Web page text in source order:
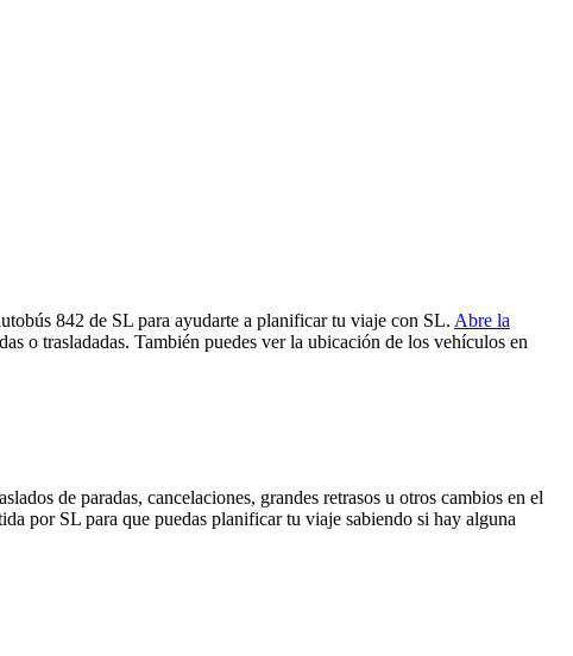
842 de SL para ayudarte a planificar tu viaje con SL. Abre la
o trasladadas. También puedes ver la ubicación de los vehículos en
de paradas, cancelaciones, grandes retrasos u otros cambios en el
por SL para que puedas planificar tu viaje sabiendo si hay alguna